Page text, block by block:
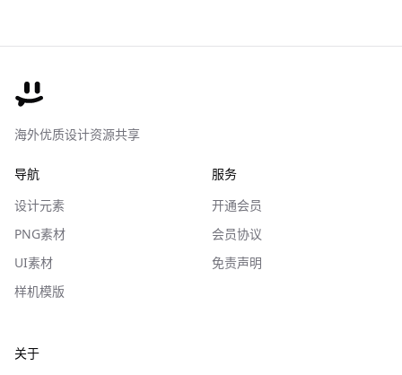
海外优质设计资源共享
导航
设计元素
PNG素材
UI素材
样机模版
服务
开通会员
会员协议
免责声明
关于